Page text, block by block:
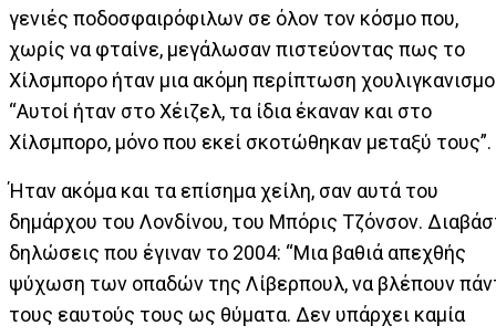
γενιές ποδοσφαιρόφιλων σε όλον τον κόσμο που,
χωρίς να φταίνε, μεγάλωσαν πιστεύοντας πως το
Χίλσμπορο ήταν μια ακόμη περίπτωση
“Αυτοί ήταν στο Χέιζελ, τα ίδια έκαναν και στο
Χίλσμπορο, μόνο που εκεί σκοτώθηκαν μεταξύ τους”.
Ήταν ακόμα και τα επίσημα χείλη, σαν αυτά του
δημάρχου του Λονδίνου, του Μπόρις Τζόνσον.
δηλώσεις που έγιναν το 2004: “Μια βαθιά απεχθής
ψύχωση των οπαδών της Λίβερπουλ, να βλέπουν
τους εαυτούς τους ως θύματα. Δεν υπάρχει καμία